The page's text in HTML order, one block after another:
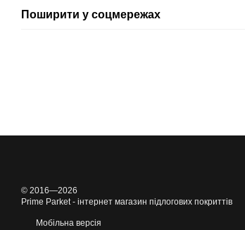
Поширити у соцмережах
© 2016—2026
Prime Parket - інтернет магазин підлогових покриттів
Мобільна версія